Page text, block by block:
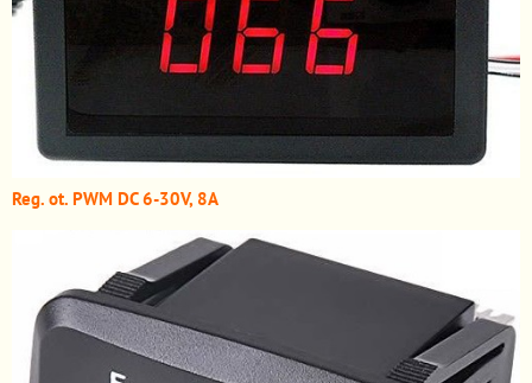
Reg. ot. PWM DC 6-30V, 8A